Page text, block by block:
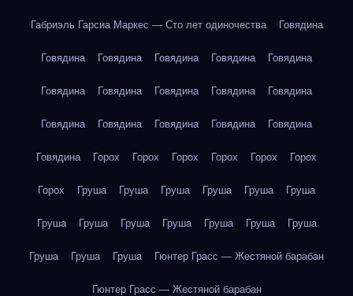
Габриэль Гарсиа Маркес — Сто лет одиночества Говядина
Говядина Говядина Говядина Говядина Говядина
Говядина Говядина Говядина Говядина Говядина
Говядина Говядина Говядина Говядина Говядина
Говядина Горох Горох Горох Горох Горох Горох
Горох Груша Груша Груша Груша Груша Груша
Груша Груша Груша Груша Груша Груша Груша
Груша Груша Груша Гюнтер Грасс — Жестяной барабан
Гюнтер Грасс — Жестяной барабан